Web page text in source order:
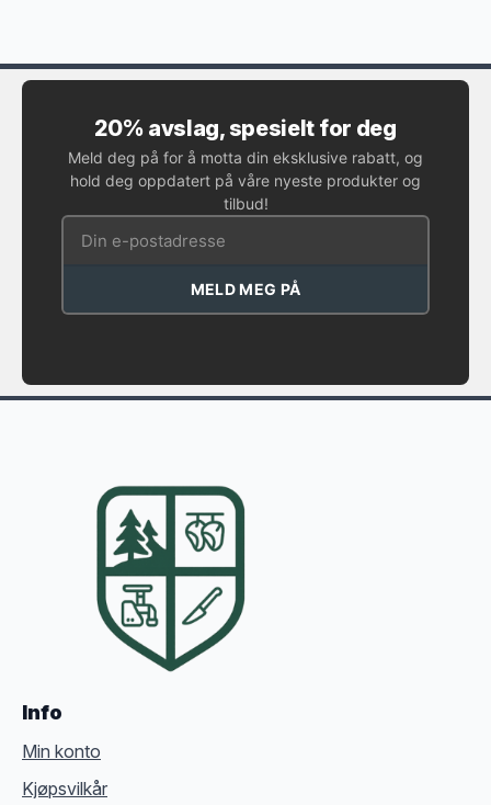
20% avslag, spesielt for deg
Meld deg på for å motta din eksklusive rabatt, og
hold deg oppdatert på våre nyeste produkter og
tilbud!
MELD MEG PÅ
Info
Min konto
Kjøpsvilkår